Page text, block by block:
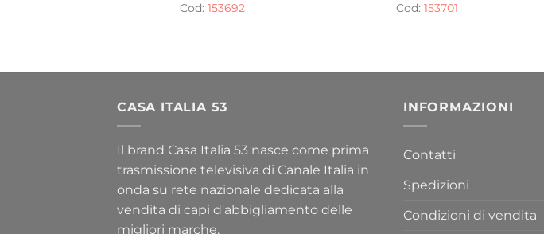
Cod: 153692
Cod: 153701
CASA ITALIA 53
Il brand Casa Italia 53 nasce come prima
trasmissione televisiva di Canale Italia in
onda su rete nazionale dedicata alla
vendita di capi d'abbigliamento delle
migliori marche.
INFORMAZIONI
Contatti
Spedizioni
Condizioni di vendita